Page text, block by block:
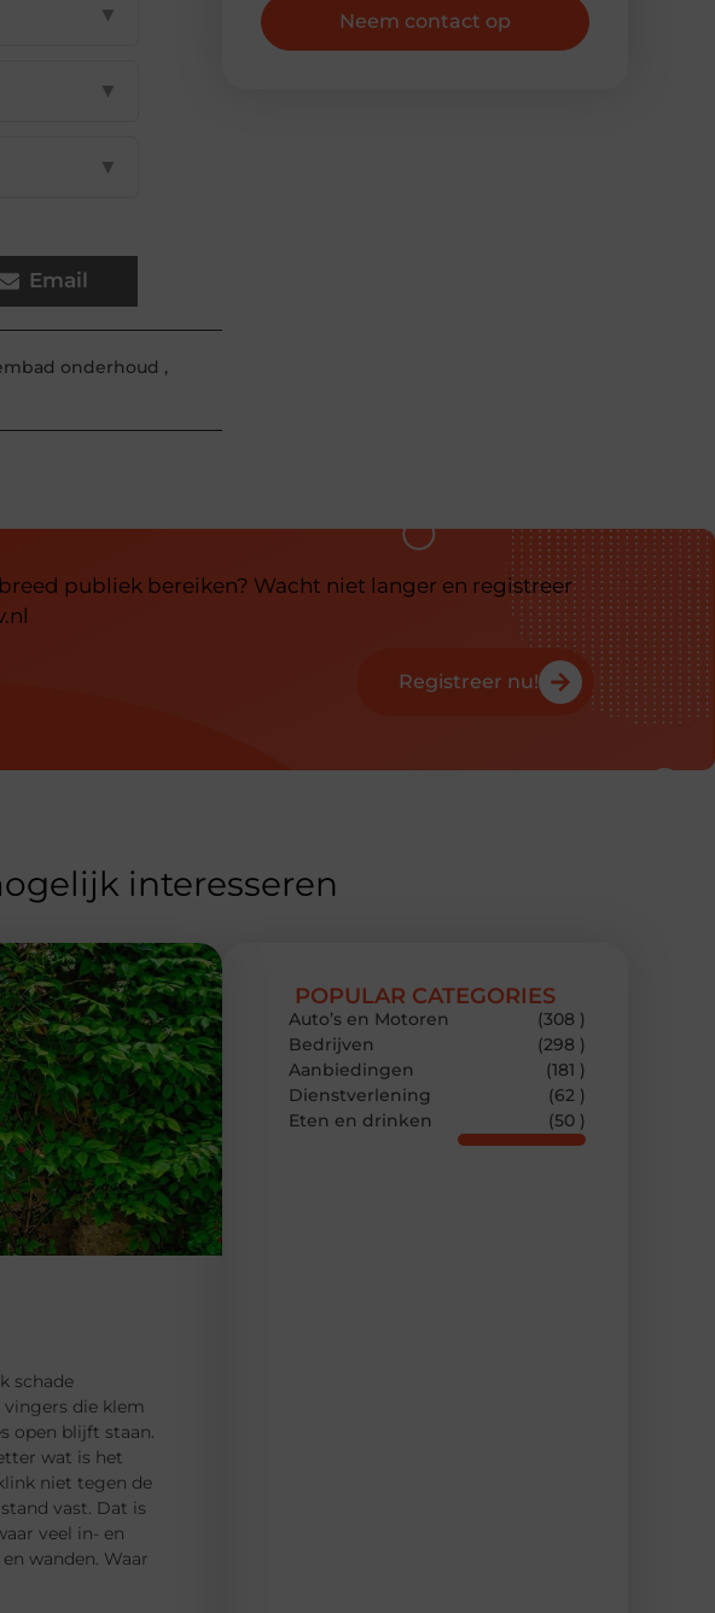
▼
▼
▼
Email
onderhoud ,
Neem contact op
publiek bereiken? Wacht niet langer en registreer
Registreer nu!
interesseren
schade
vingers die klem
open blijft staan.
wat is het
niet tegen de
vast. Dat is
veel in- en
wanden. Waar
POPULAR CATEGORIES
Auto’s en Motoren
(308 )
Bedrijven
(298 )
Aanbiedingen
(181 )
Dienstverlening
(62 )
Eten en drinken
(50 )